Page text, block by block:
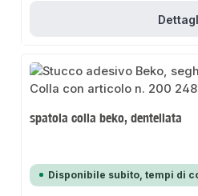
spatola colla beko, dentellata
Disponibile subito, tempi di